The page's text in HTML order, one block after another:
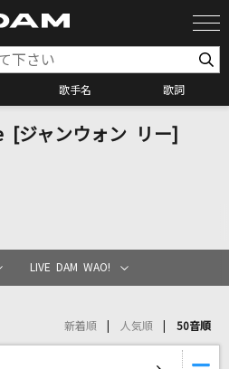
歌手名 歌詞
オケ検索
ケリクエスト
ジャンウォン リー]
LIVE DAM WAO!
新着順 人気順 50音順